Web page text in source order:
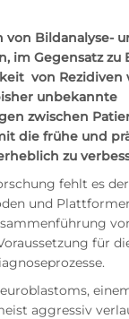
Bildanalyse-
im Gegensatz zu
von Rezidiven
unbekannte
zwischen
die frühe und
zu
fehlt es
und
für
aggressiv